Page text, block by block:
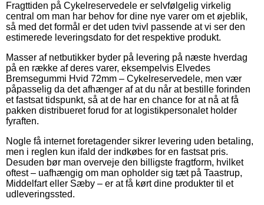
Fragttiden på Cykelreservedele er selvfølgelig virkelig
central om man har behov for dine nye varer om et øjeblik,
så med det formål er det uden tvivl passende at vi ser den
estimerede leveringsdato for det respektive produkt.
Masser af netbutikker byder på levering på næste hverdag
på en række af deres varer, eksempelvis Elvedes
Bremsegummi Hvid 72mm – Cykelreservedele, men vær
påpasselig da det afhænger af at du når at bestille forinden
et fastsat tidspunkt, så at de har en chance for at nå at få
pakken distribueret forud for at logistikpersonalet holder
fyraften.
Nogle få internet foretagender sikrer levering uden betaling,
men i reglen kun ifald der indkøbes for en fastsat pris.
Desuden bør man overveje den billigste fragtform, hvilket
oftest – uafhængig om man opholder sig tæt på Taastrup,
Middelfart eller Sæby – er at få kørt dine produkter til et
udleveringssted.